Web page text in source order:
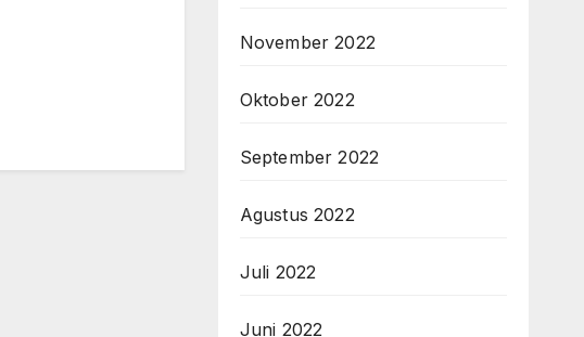
November 2022
Oktober 2022
September 2022
Agustus 2022
Juli 2022
Juni 2022